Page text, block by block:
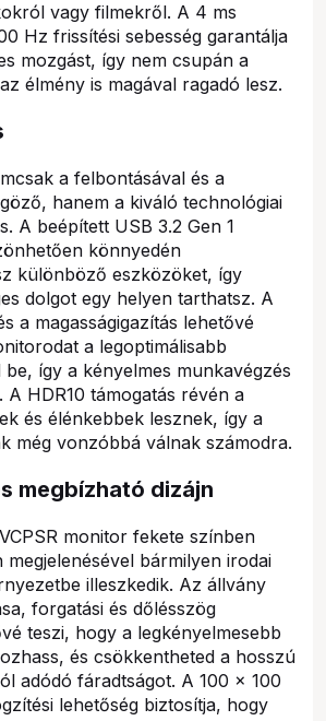
vagy filmekről. A 4 ms
Hz frissítési sebesség garantálja
mozgást, így nem csupán a
élmény is magával ragadó lesz.
a felbontásával és a
hanem a kiváló technológiai
A beépített USB 3.2 Gen 1
könnyedén
különböző eszközöket, így
dolgot egy helyen tarthatsz. A
a magasságigazítás lehetővé
a legoptimálisabb
így a kényelmes munkavégzés
A HDR10 támogatás révén a
és élénkebbek lesznek, így a
még vonzóbbá válnak számodra.
megbízható dizájn
monitor fekete színben
bármilyen irodai
illeszkedik. Az állvány
forgatási és dőlésszög
teszi, hogy a legkényelmesebb
és csökkentheted a hosszú
adódó fáradtságot. A 100 x 100
lehetőség biztosítja, hogy